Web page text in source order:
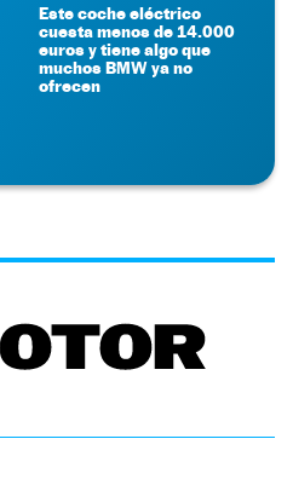
Este coche eléctrico
cuesta menos de 14.000
euros y tiene algo que
muchos BMW ya no
ofrecen